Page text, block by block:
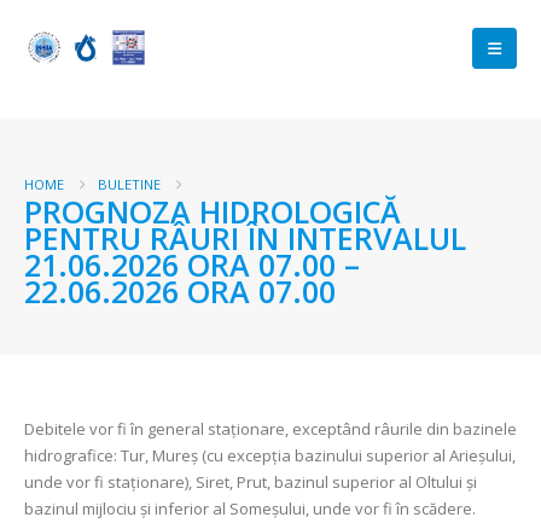
HOME BULETINE
PROGNOZA HIDROLOGICĂ
PENTRU RÂURI ÎN INTERVALUL
21.06.2026 ORA 07.00 –
22.06.2026 ORA 07.00
Debitele vor fi în general staționare, exceptând râurile din bazinele
hidrografice: Tur, Mureș (cu excepția bazinului superior al Arieșului,
unde vor fi staționare), Siret, Prut, bazinul superior al Oltului și
bazinul mijlociu și inferior al Someșului, unde vor fi în scădere.